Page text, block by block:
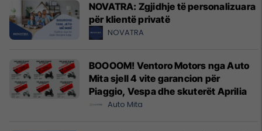
NOVATRA: Zgjidhje të personalizuara
për klientë privatë
NOVATRA
BOOOOM! Ventoro Motors nga Auto
Mita sjell 4 vite garancion për
Piaggio, Vespa dhe skuterët Aprilia
Auto Mita